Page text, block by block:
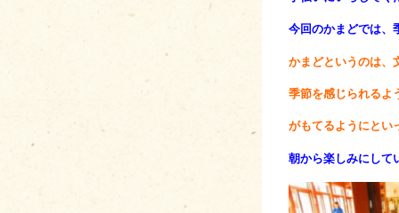
今回のかまどでは、
かまどというのは、
季節を感じられるよ
がもてるようにとい
朝から楽しみにして